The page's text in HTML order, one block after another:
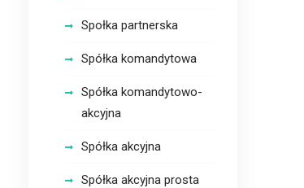
Społka partnerska
Spółka komandytowa
Spółka komandytowo-
akcyjna
Spółka akcyjna
Spółka akcyjna prosta